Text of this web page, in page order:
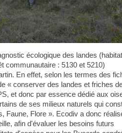
écologique des landes (habitat
communautaire : 5130 et 5210)
En effet, selon les termes des
« conserver des landes et friches
et donc par essence dédié aux
de ses milieux naturels qui
Faune, Flore ». Ecodiv a donc
afin d'évaluer les besoins futurs